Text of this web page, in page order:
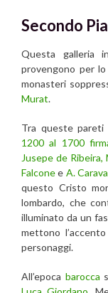
Secondo
Questa galleria
provengono per
monasteri
Murat.
Tra queste pareti
1200 al 1700
Jusepe de
Falconee A.
questo Cristo
lombardo, che
illuminato da un
mettono
personaggi.
All’epoca barocca